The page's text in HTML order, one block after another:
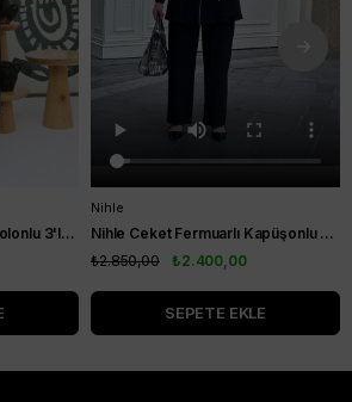
Francesca Gazzella Pantolonlu 3'lü Takım Siyah
Nihle
Nihle Ceket Fermuarlı Kapüşonlu Pantolonlu Spor Bayan Takım Siyah
₺2.400,00
₺2.850,00
SEPETE EKLE